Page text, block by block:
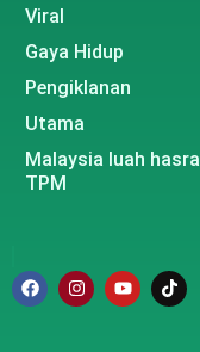
Viral
Gaya Hidup
Pengiklanan
Utama
Malaysia luah
TPM